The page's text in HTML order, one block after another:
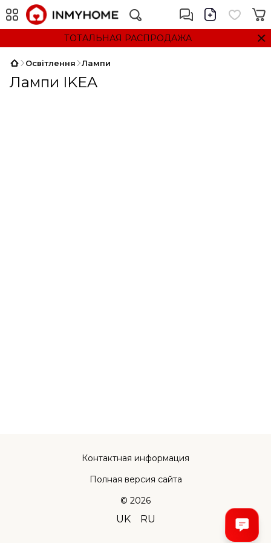
ТОТАЛЬНАЯ РАСПРОДАЖА
Освітлення Лампи
Лампи IKEA
Контактная информация
Полная версия сайта
© 2026
UK RU